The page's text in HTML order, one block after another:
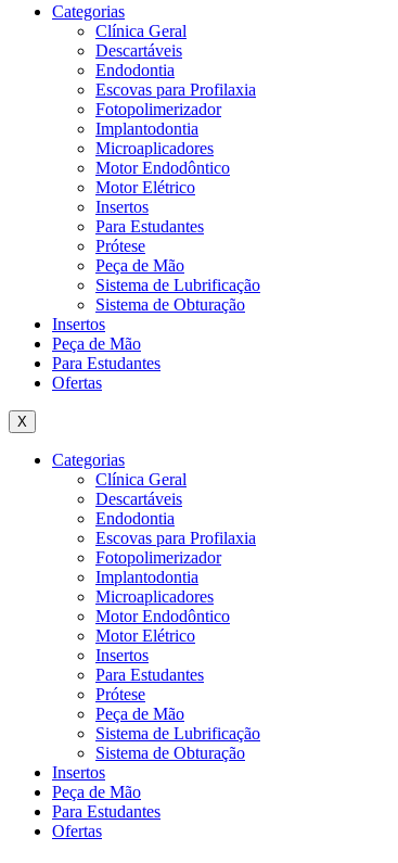
Categorias
Clínica Geral
Descartáveis
Endodontia
Escovas para Profilaxia
Fotopolimerizador
Implantodontia
Microaplicadores
Motor Endodôntico
Motor Elétrico
Insertos
Para Estudantes
Prótese
Peça de Mão
Sistema de Lubrificação
Sistema de Obturação
Insertos
Peça de Mão
Para Estudantes
Ofertas
X
Categorias
Clínica Geral
Descartáveis
Endodontia
Escovas para Profilaxia
Fotopolimerizador
Implantodontia
Microaplicadores
Motor Endodôntico
Motor Elétrico
Insertos
Para Estudantes
Prótese
Peça de Mão
Sistema de Lubrificação
Sistema de Obturação
Insertos
Peça de Mão
Para Estudantes
Ofertas